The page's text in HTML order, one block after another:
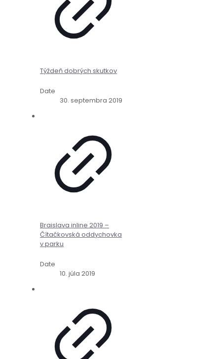
Týždeň dobrých skutkov
Date
30. septembra 2019
Braislava inline 2019 –
Čítačkovská oddychovka
v parku
Date
10. júla 2019